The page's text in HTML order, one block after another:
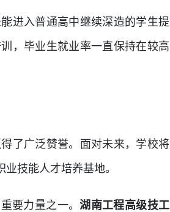
进入普通高中继续深造的学生提
，毕业生就业率一直保持在较高
了广泛赞誉。面对未来，学校将
技能人才培养基地。
要力量之一。湖南工程高级技工